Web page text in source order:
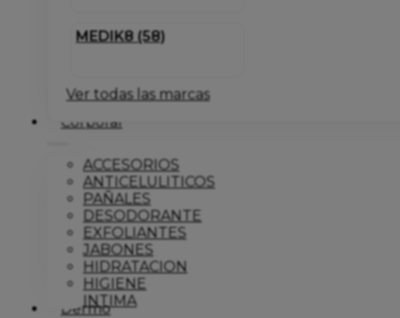
MEDIK8 (58)
Ver todas las marcas
Corporal
ACCESORIOS
ANTICELULITICOS
PAÑALES
DESODORANTE
EXFOLIANTES
JABONES
HIDRATACION
HIGIENE
INTIMA
Dermo